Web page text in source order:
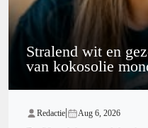
Stralend wit en
van kokosolie
Redactie| Aug 6, 2026